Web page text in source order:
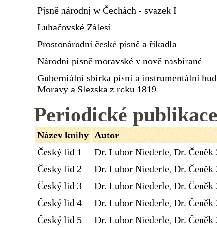
Pjsně národnj w Čechách - svazek I
Luhačovské Zálesí
Prostonárodní české písně a říkadla
Národní písně moravské v nově nasbírané
Guberniální sbírka písní a instrumentální
Moravy a Slezska z roku 1819
Periodické publikace
Název knihy Autor
Český lid 1
Dr. Lubor Niederle, Dr. Čeněk
Český lid 2
Dr. Lubor Niederle, Dr. Čeněk
Český lid 3
Dr. Lubor Niederle, Dr. Čeněk
Český lid 4
Dr. Lubor Niederle, Dr. Čeněk
Český lid 5
Dr. Lubor Niederle, Dr. Čeněk